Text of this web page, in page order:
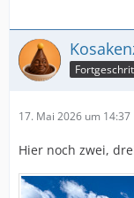
17. Mai 2026 um 14:37
Hier noch zwei,